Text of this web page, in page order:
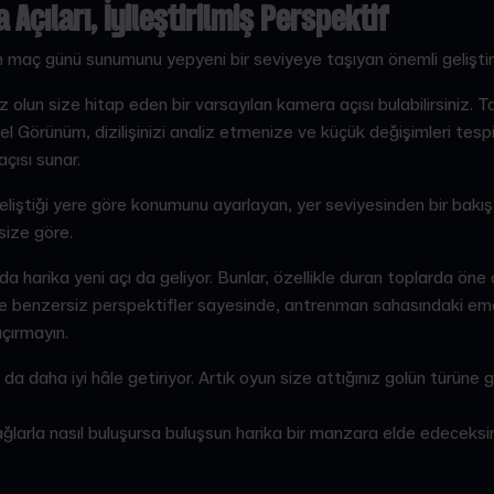
Açıları, İyileştirilmiş Perspektif
maç günü sunumunu yepyeni bir seviyeye taşıyan önemli
olun size hitap eden bir varsayılan kamera açısı bulabilirsiniz.
Görünüm, dizilişinizi analiz etmenize ve küçük değişimleri
sunar.
yere göre konumunu ayarlayan, yer seviyesinden bir bakış
göre.
harika yeni açı da geliyor. Bunlar, özellikle duran toplarda öne
benzersiz perspektifler sayesinde, antrenman sahasındaki
da daha iyi hâle getiriyor. Artık oyun size attığınız golün
ağlarla nasıl buluşursa buluşsun harika bir manzara elde